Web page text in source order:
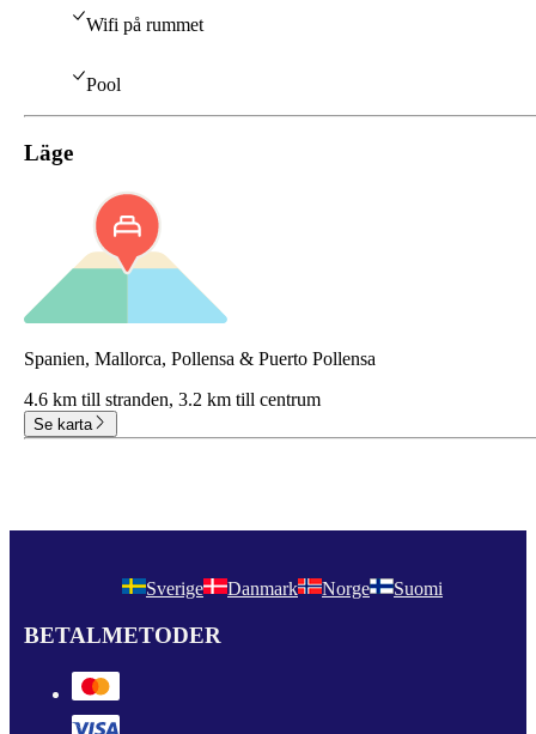
Wifi på rummet
Pool
Läge
Spanien, Mallorca, Pollensa & Puerto Pollensa
4.6 km till stranden, 3.2 km till centrum
Se karta
Sverige Danmark Norge Suomi
BETALMETODER